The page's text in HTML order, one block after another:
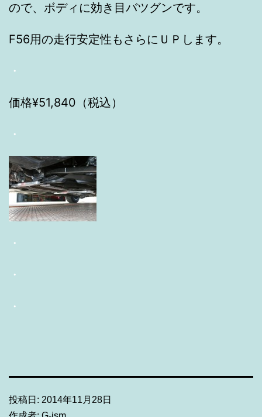
ので、ボディに効き目バツグンです。
F56用の走行安定性もさらにＵＰします。
・
価格¥51,840（税込）
・
・
・
・
投稿日: 2014年11月28日